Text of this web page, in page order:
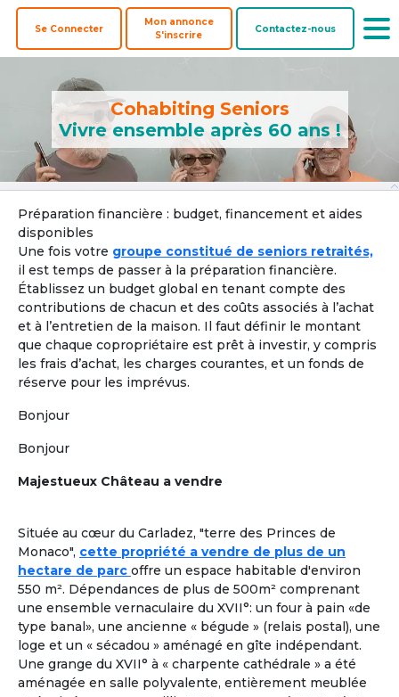
Se Connecter
Mon annonce
S'inscrire
Contactez-nous
Cohabiting Seniors
Vivre ensemble après 60 ans !
Préparation financière : budget, financement et aides
disponibles
Une fois votre groupe constitué de seniors retraités,
il est temps de passer à la préparation financière.
Établissez un budget global en tenant compte des
contributions de chacun et des coûts associés à l’achat
et à l’entretien de la maison. Il faut définir le montant
que chaque copropriétaire est prêt à investir, y compris
les frais d’achat, les charges courantes, et un fonds de
réserve pour les imprévus.
Bonjour
Bonjour
Majestueux Château a vendre
Située au cœur du Carladez, "terre des Princes de
Monaco", cette propriété a vendre de plus de un
hectare de parc offre un espace habitable d'environ
550 m². Dépendances de plus de 500m² comprenant
une ensemble vernaculaire du XVII°: un four à pain «de
type banal», une ancienne « bégude » (relais postal), une
loge et un « sécadou » aménagé en gîte indépendant.
Une grange du XVII° à « charpente cathédrale » a été
aménagée en salle polyvalente, entièrement meublée
Colocataires
Offre une
colocation
acheteurs
Biens à
coacheter
Pays ?
Localisation par ville, département ou région
Ville, département, région
Formules adaptées à la cohabitation
1 Location dans une Maison Partagée et Solidaire
taille humaine oucolocation chez un senior, pour une
retraite paisible, en adoptantun mode de vie collectif
ou chaque retraité a son rôle à jouer.Les colocataires
seniors n’y sont pas « accueillis », ils sont réellement
chez eux !
Colocation Seniors Maison Partagée
À la une